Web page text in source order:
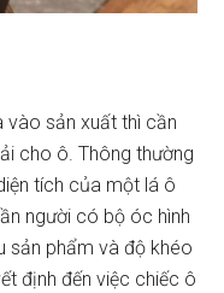
vào sản xuất thì cần
cho ô. Thông thường
tích của một lá ô
người có bộ óc hình
sản phẩm và độ khéo
định đến việc chiếc ô